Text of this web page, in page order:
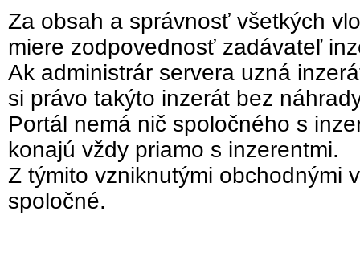
Za obsah a správnosť všetkých
miere zodpovednosť zadávateľ
Ak administrár servera uzná
si právo takýto inzerát bez
Portál nemá nič spoločného s
konajú vždy priamo s inzerentmi.
Z týmito vzniknutými obchodnými
spoločné.